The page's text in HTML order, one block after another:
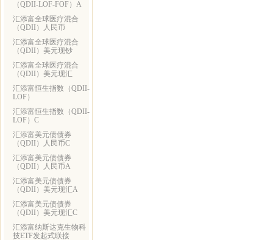
（QDII-LOF-FOF）A
汇添富全球医疗混合
（QDII）人民币
汇添富全球医疗混合
（QDII）美元现钞
汇添富全球医疗混合
（QDII）美元现汇
汇添富恒生指数（QDII-
LOF）
汇添富恒生指数（QDII-
LOF）C
汇添富美元债债券
（QDII）人民币C
汇添富美元债债券
（QDII）人民币A
汇添富美元债债券
（QDII）美元现汇A
汇添富美元债债券
（QDII）美元现汇C
汇添富纳斯达克生物科
技ETF发起式联接